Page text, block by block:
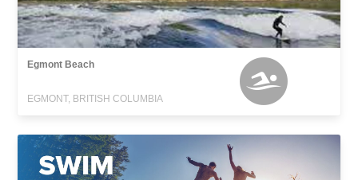
Egmont Beach
EGMONT, BRITISH COLUMBIA